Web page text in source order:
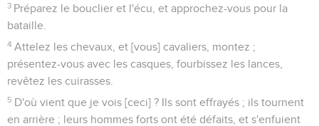
3 Préparez le bouclier et l'écu, et approchez-vous pour la
bataille.
4 Attelez les chevaux, et [vous] cavaliers, montez ;
présentez-vous avec les casques, fourbissez les lances,
revêtez les cuirasses.
5 D'où vient que je vois [ceci] ? Ils sont effrayés ; ils tournent
en arrière ; leurs hommes forts ont été défaits, et s'enfuient